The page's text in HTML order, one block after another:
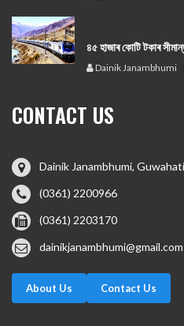
৪৫ হাজাৰ কোটি টকাৰ
Dainik Janambhumi
CONTACT US
Dainik Janambhumi, Guwahati
(0361) 2200966
(0361) 2203170
dainikjanambhumi@gmail.com
About Us Contact Us